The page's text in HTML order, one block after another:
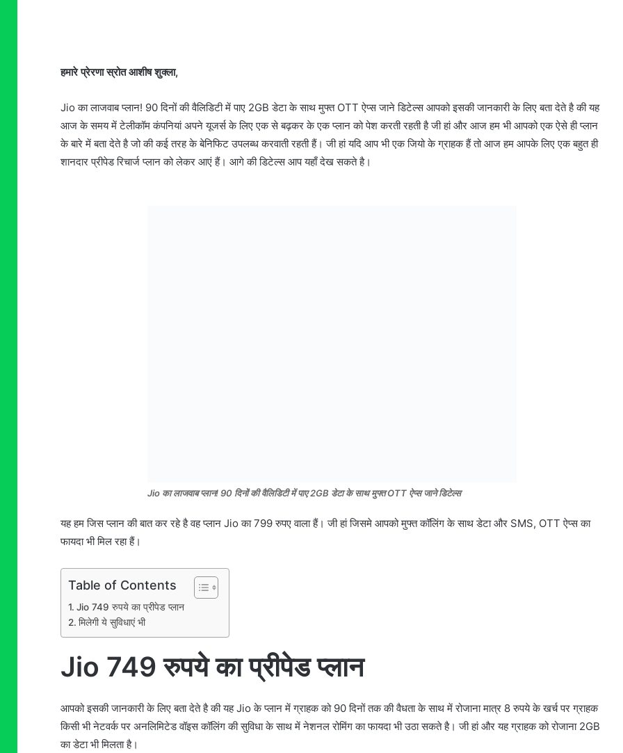
हमारे प्रेरणा स्रोत आशीष शुक्ला,
Jio का लाजवाब प्लान! 90 दिनों की वैलिडिटी में पाए 2GB डेटा के साथ मुफ्त OTT ऐप्स जाने डिटेल्स आपको इसकी जानकारी के लिए बता देते है की यह
आज के समय में टेलीकॉम कंपनियां अपने यूजर्स के लिए एक से बढ़कर के एक प्लान को पेश करती रहती है जी हां और आज हम भी आपको एक ऐसे ही प्लान
के बारे में बता देते है जो की कई तरह के बेनिफिट उपलब्ध करवाती रहती हैं। जी हां यदि आप भी एक जियो के ग्राहक हैं तो आज हम आपके लिए एक बहुत ही
शानदार प्रीपेड रिचार्ज प्लान को लेकर आएं हैं। आगे की डिटेल्स आप यहाँ देख सकते है।
Jio का लाजवाब प्लान! 90 दिनों की वैलिडिटी में पाए 2GB डेटा के साथ मुफ्त OTT ऐप्स जाने डिटेल्स
यह हम जिस प्लान की बात कर रहे है वह प्लान Jio का 799 रुपए वाला हैं। जी हां जिसमे आपको मुफ्त कॉलिंग के साथ डेटा और SMS, OTT ऐप्स का
फायदा भी मिल रहा हैं।
Table of Contents
Jio 749 रुपये का प्रीपेड प्लान
मिलेगी ये सुविधाएं भी
Jio 749 रुपये का प्रीपेड प्लान
आपको इसकी जानकारी के लिए बता देते है की यह Jio के प्लान में ग्राहक को 90 दिनों तक की वैधता के साथ में रोजाना मात्र 8 रुपये के खर्च पर ग्राहक
किसी भी नेटवर्क पर अनलिमिटेड वॉइस कॉलिंग की सुविधा के साथ में नेशनल रोमिंग का फायदा भी उठा सकते है। जी हां और यह ग्राहक को रोजाना 2GB
का डेटा भी मिलता है।